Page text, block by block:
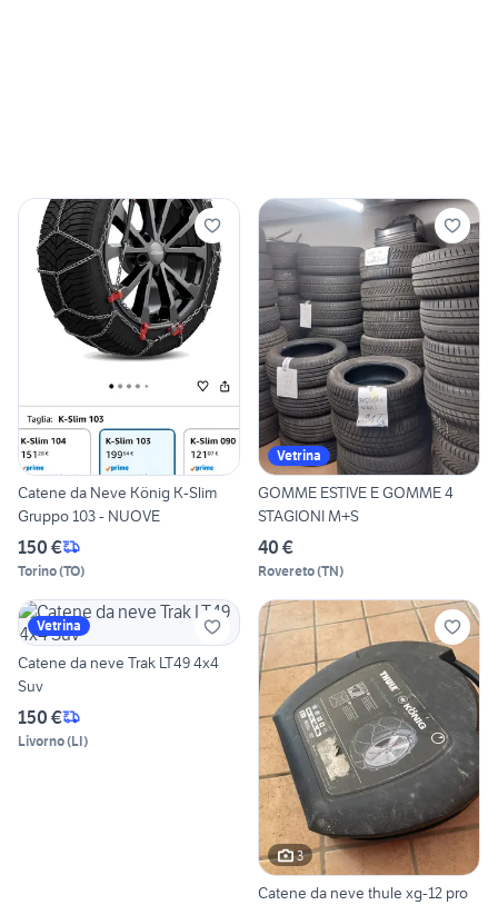
Catene da Neve König K-Slim
Gruppo 103 - NUOVE
150 €
Torino(TO)
Vetrina
GOMME ESTIVE E GOMME 4
STAGIONI M+S
40 €
Rovereto(TN)
Vetrina
Catene da neve Trak LT49 4x4
Suv
150 €
Livorno(LI)
3
Catene da neve thule xg-12 pro